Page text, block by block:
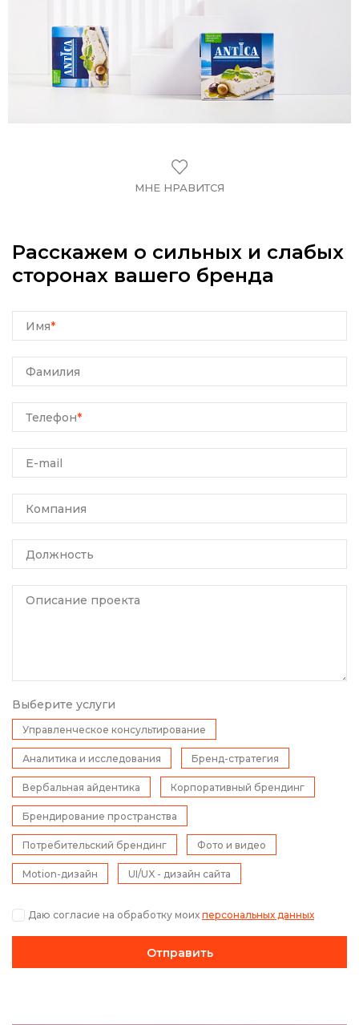
МНЕ НРАВИТСЯ
Расскажем о сильных и слабых
сторонах вашего бренда
Имя*
Фамилия
Телефон*
E-mail
Компания
Должность
Описание проекта
Выберите услуги
Управленческое консультирование
Аналитика и исследования Бренд-стратегия
Вербальная айдентика Корпоративный брендинг
Брендирование пространства
Потребительский брендинг Фото и видео
Motion-дизайн UI/UX - дизайн сайта
Даю согласие на обработку моих персональных данных